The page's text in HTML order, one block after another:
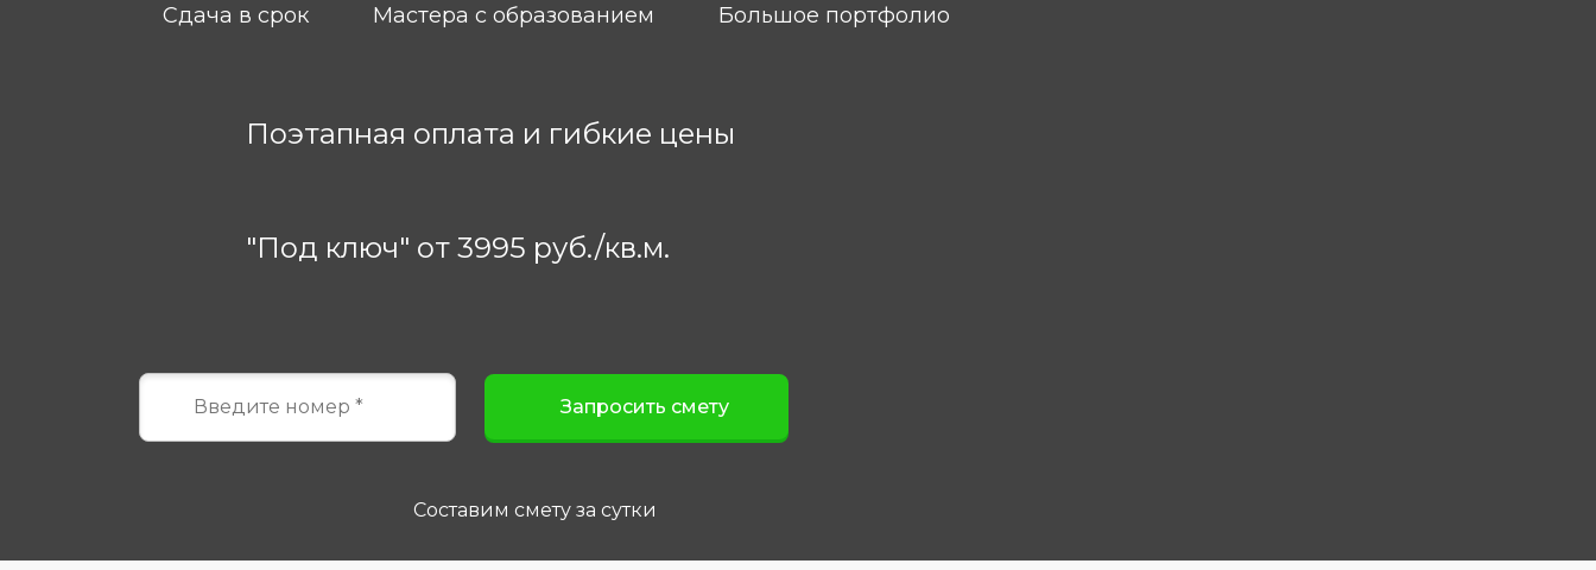
Сдача в срок Мастера с образованием Большое портфолио
Поэтапная оплата и гибкие цены
"Под ключ" от 3995 руб./кв.м.
Составим смету за сутки